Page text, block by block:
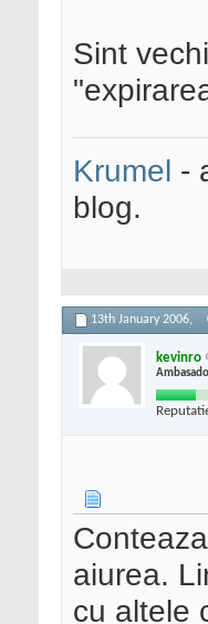
Sint
Krumel -
blog.
13th January 2006,
kevinro
aiurea.
cu altele